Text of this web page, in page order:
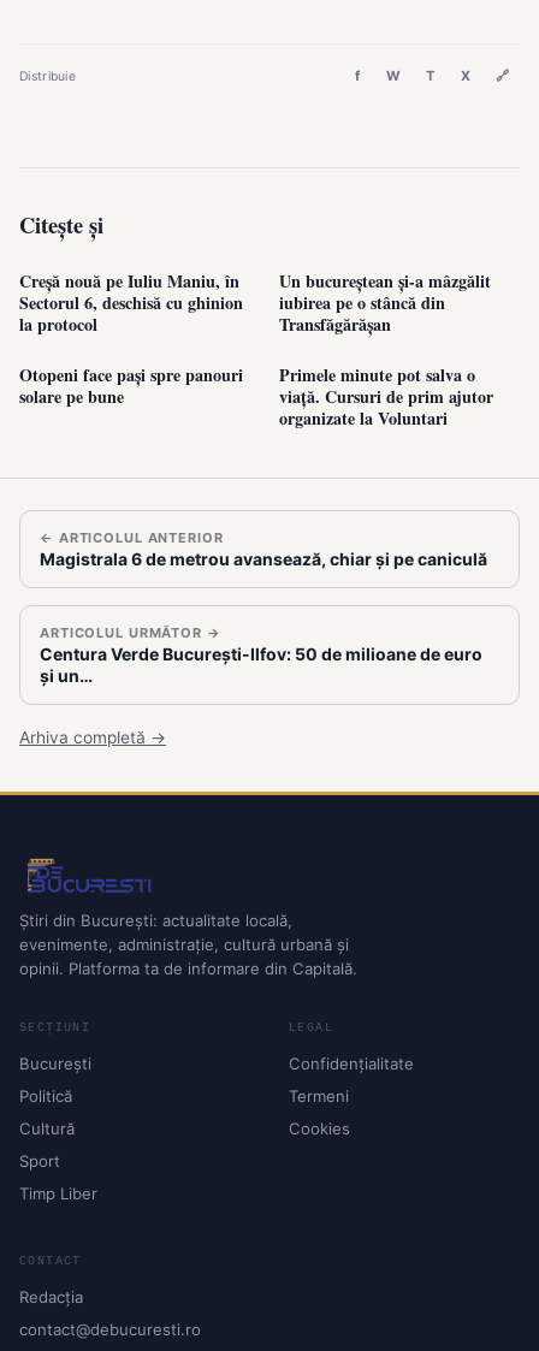
Distribuie f W T X 🔗
Citește și
Creșă nouă pe Iuliu Maniu, în
Sectorul 6, deschisă cu ghinion
la protocol
Un bucureștean și-a mâzgălit
iubirea pe o stâncă din
Transfăgărășan
Otopeni face pași spre panouri
solare pe bune
Primele minute pot salva o
viață. Cursuri de prim ajutor
organizate la Voluntari
← ARTICOLUL ANTERIOR
Magistrala 6 de metrou avansează, chiar și pe caniculă
ARTICOLUL URMĂTOR →
Centura Verde București-Ilfov: 50 de milioane de euro
și un…
Arhiva completă →
Știri din București: actualitate locală,
evenimente, administrație, cultură urbană și
opinii. Platforma ta de informare din Capitală.
SECȚIUNI
București
Politică
Cultură
Sport
Timp Liber
LEGAL
Confidențialitate
Termeni
Cookies
CONTACT
Redacția
contact@debucuresti.ro